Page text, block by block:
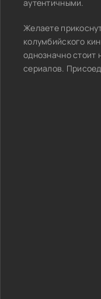
аутентичными.
Желаете
колумбийского
однозначно стоит
сериалов.